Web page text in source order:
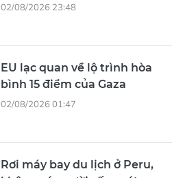
02/08/2026 23:48
EU lạc quan về lộ trình hòa
bình 15 điểm của Gaza
02/08/2026 01:47
Rơi máy bay du lịch ở Peru,